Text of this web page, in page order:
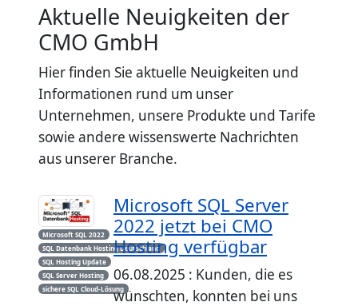
Aktuelle Neuigkeiten der
CMO GmbH
Hier finden Sie aktuelle Neuigkeiten und
Informationen rund um unser
Unternehmen, unsere Produkte und Tarife
sowie andere wissenswerte Nachrichten
aus unserer Branche.
Microsoft SQL 2022
SQL Datenbank Hosting Deutschland
SQL Hosting Update
SQL Server Hosting
sichere SQL Cloud-Lösung
Microsoft SQL Server
2022 jetzt bei CMO
Hosting verfügbar
06.08.2025 : Kunden, die es
wünschten, konnten bei uns